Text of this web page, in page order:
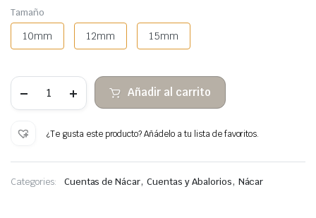
Tamaño
10mm 12mm 15mm
labio
cantidad
Añadir al carrito
¿Te gusta este producto? Añádelo a tu lista de favoritos.
Categories: Cuentas de Nácar,Cuentas y Abalorios, Nácar